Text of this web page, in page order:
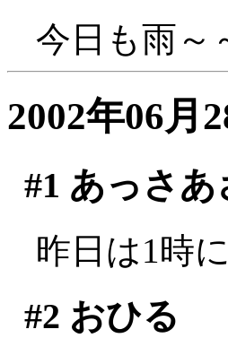
今日も雨～
2002年06月
#1 あっさあ
昨日は1時
#2 おひる